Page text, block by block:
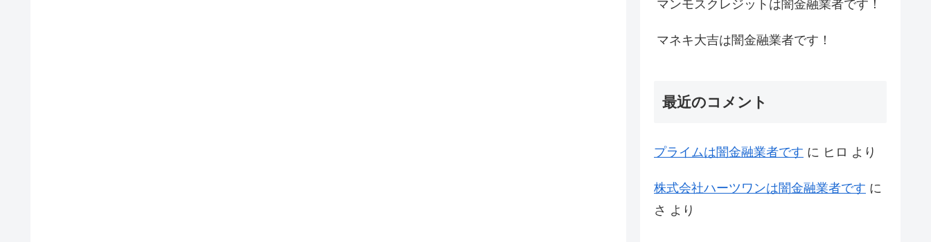
マンモスクレジットは闇金融業者です！
マネキ大吉は闇金融業者です！
最近のコメント
プライム は闇金融業者です に ヒロ より
株式会社ハーツワンは闇金融業者です に
さ より